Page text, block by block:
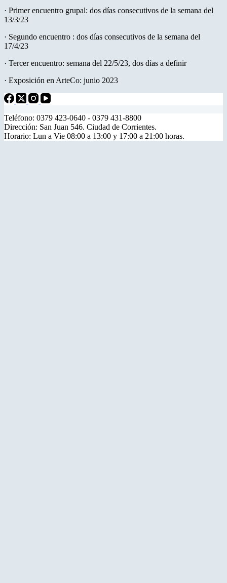
· Primer encuentro grupal: dos días consecutivos de la semana del
13/3/23
· Segundo encuentro : dos días consecutivos de la semana del
17/4/23
· Tercer encuentro: semana del 22/5/23, dos días a definir
· Exposición en ArteCo: junio 2023
Teléfono: 0379 423-0640 - 0379 431-8800
Dirección: San Juan 546. Ciudad de Corrientes.
Horario: Lun a Vie 08:00 a 13:00 y 17:00 a 21:00 horas.